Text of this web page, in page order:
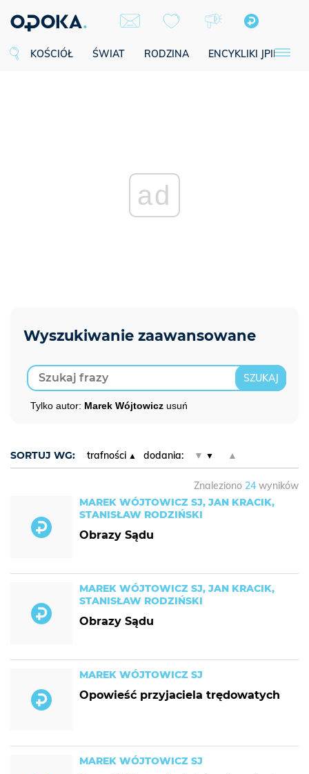
KOŚCIÓŁ ŚWIAT RODZINA ENCYKLIKI JPII
ad
Tylko autor: Marek Wójtowicz usuń
SORTUJ WG: trafności dodania: ▼ ▲
Znaleziono 24 wyników
MAREK WÓJTOWICZ SJ, JAN KRACIK,
STANISŁAW RODZIŃSKI
Obrazy Sądu
MAREK WÓJTOWICZ SJ, JAN KRACIK,
STANISŁAW RODZIŃSKI
Obrazy Sądu
MAREK WÓJTOWICZ SJ
Opowieść przyjaciela trędowatych
MAREK WÓJTOWICZ SJ